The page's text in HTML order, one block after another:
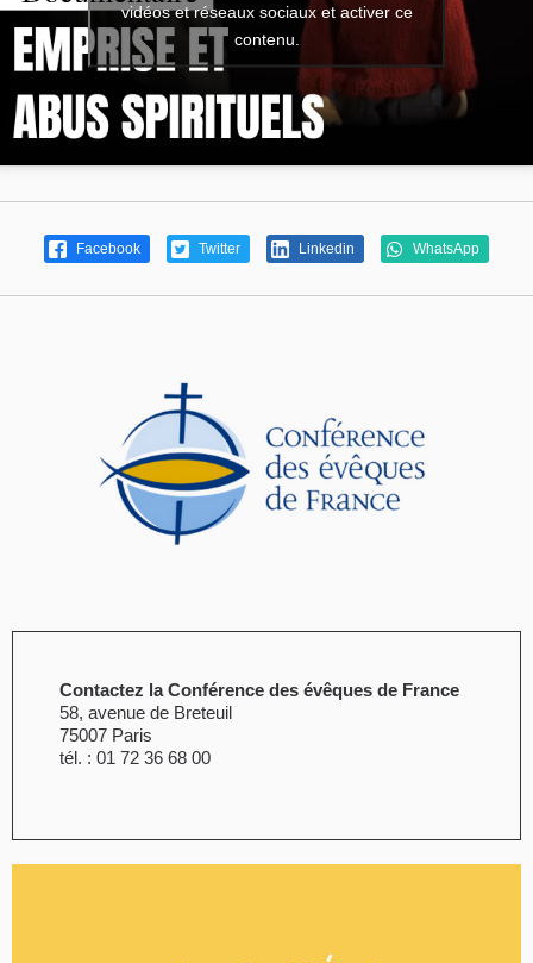
vidéos et réseaux sociaux et activer ce
contenu.
Facebook Twitter Linkedin WhatsApp
Contactez la Conférence des évêques de France
58, avenue de Breteuil
75007 Paris
tél. : 01 72 36 68 00